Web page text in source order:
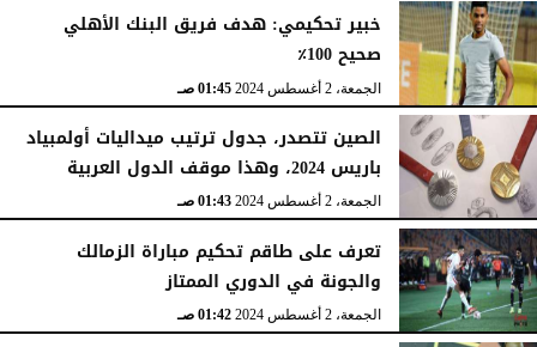
خبير تحكيمي: هدف فريق البنك الأهلي
صحيح 100٪
الجمعة، 2 أغسطس 2024 01:45 صـ
الصين تتصدر، جدول ترتيب ميداليات أولمبياد
باريس 2024، وهذا موقف الدول العربية
الجمعة، 2 أغسطس 2024 01:43 صـ
تعرف على طاقم تحكيم مباراة الزمالك
والجونة في الدوري الممتاز
الجمعة، 2 أغسطس 2024 01:42 صـ